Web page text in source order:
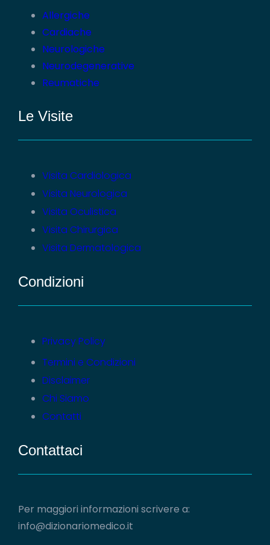
Allergiche
Cardiache
Neurologiche
Neurodegenerative
Reumatiche
Le Visite
Visita Cardiologica
Visita Neurologica
Visita Oculistica
Visita Chirurgica
Visita Dermatologica
Condizioni
Privacy Policy
Termini e Condizioni
Disclaimer
Chi Siamo
Contatti
Contattaci
Per maggiori informazioni scrivere a:
info@dizionariomedico.it